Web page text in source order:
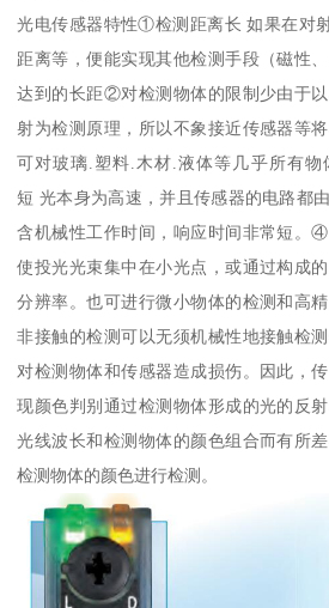
光电传感器特性①检测距离长 如果在对
距离等，便能实现其他检测手段（磁性
达到的长距②对检测物体的限制少由于
射为检测原理，所以不象接近传感器等
可对玻璃.塑料.木材.液体等几乎所有
短 光本身为高速，并且传感器的电路都
含机械性工作时间，响应时间非常短。
使投光光束集中在小光点，或通过构成
分辨率。也可进行微小物体的检测和高
非接触的检测可以无须机械性地接触检
对检测物体和传感器造成损伤。因此，
现颜色判别通过检测物体形成的光的反
光线波长和检测物体的颜色组合而有所
检测物体的颜色进行检测。